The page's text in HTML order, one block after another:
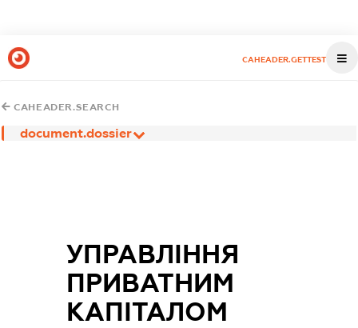
CAHEADER.GETTEST
CAHEADER.SEARCH
document.dossier
УПРАВЛІННЯ
ПРИВАТНИМ
КАПІТАЛОМ